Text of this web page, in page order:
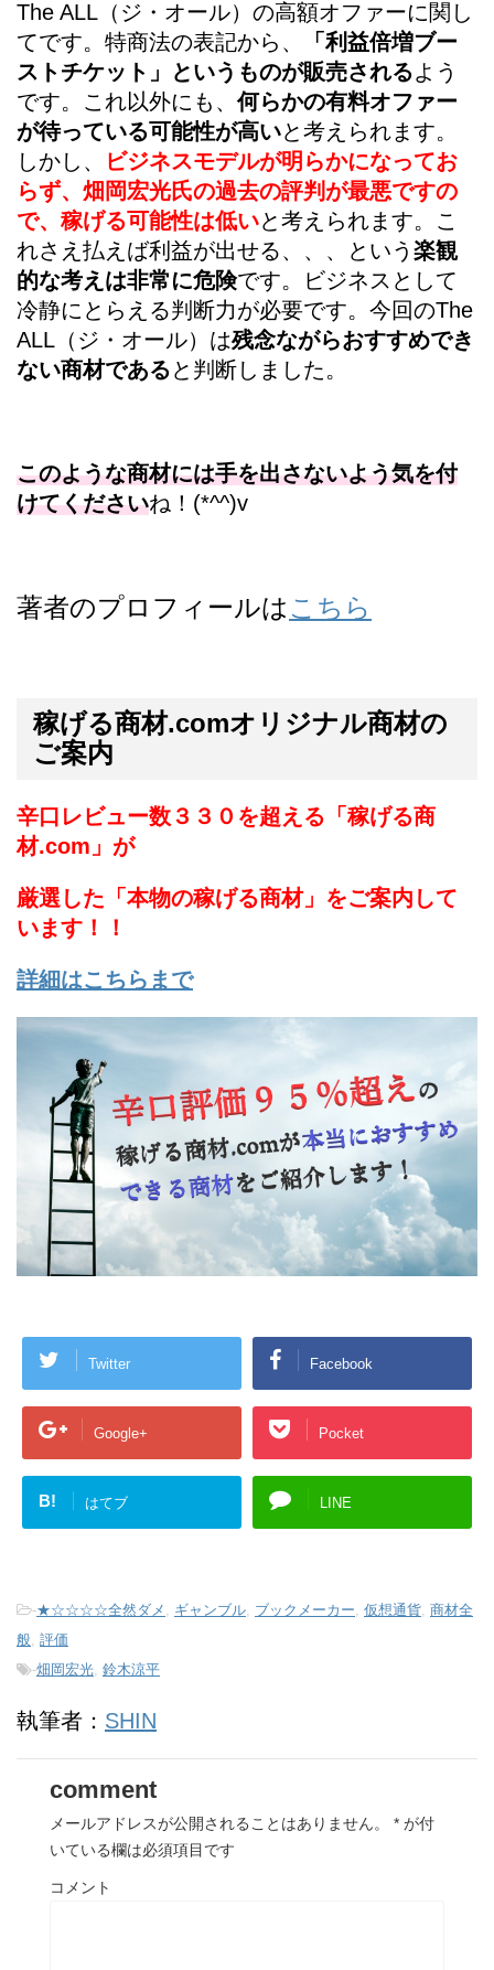
The ALL（ジ・オール）の高額オファーに関し
てです。特商法の表記から、
「利益倍増ブー
ストチケット」というものが販売されるよう
です。これ以外にも、何らかの有料オファー
が待っている可能性が高いと考えられます。
しかし、
ビジネスモデルが明らかになってお
らず、畑岡宏光氏の過去の評判が最悪ですの
で、稼げる可能性は低いと考えられます。こ
れさえ払えば利益が出せる、、、という 楽観
的な考えは非常に危険です。ビジネスとして
冷静にとらえる判断力が必要です。今回のThe
ALL（ジ・オール）は残念ながらおすすめでき
ない商材であると判断しました。
このような商材には手を出さないよう気を付
けてくださいね！(*^^)v
著者のプロフィールは こちら
稼げる商材.comオリジナル商材の
ご案内
辛口レビュー数３３０を超える「稼げる商
材.com」が
厳選した「本物の稼げる商材」をご案内して
います！！
詳細はこちらまで
Twitter Facebook
Google+ Pocket
B! はてブ LINE
-★☆☆☆☆全然ダメ , ギャンブル, ブックメーカー, 仮想通貨, 商材全
般, 評価
-畑岡宏光, 鈴木涼平
執筆者： SHIN
comment
メールアドレスが公開されることはありません。 * が付
いている欄は必須項目です
コメント